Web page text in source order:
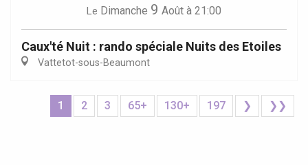
Le Dimanche 9 Août à 21:00
Caux'té Nuit : rando spéciale Nuits des Etoiles
Vattetot-sous-Beaumont
1 2 3 65+ 130+ 197 ❯ ❯❯